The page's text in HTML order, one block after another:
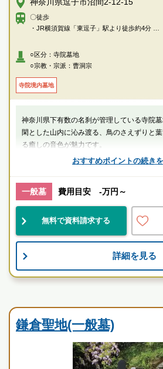
神奈川県逗子市沼間2-12-15
〇徒歩
・JR横須賀線「東逗子」駅より徒歩約4分
〇車
・横浜横須賀道路「逗子インター」より約5
○区分：寺院墓地
○宗教・宗派：曹洞宗
寺院境内墓地
おすすめポイントの続き
神奈川県下有数の名刹が管理している寺院
閑とした山内に沁み渡る、鳥のさえずりと
る癒しの音色が魅力です。
厚生労働省認定 葬祭ディレク
1級葬祭ディレクター 田中（
神奈川県 逗子市 東逗子駅
駅近 民営 伝統的
お墓のことなら何でもご相談くださ
現地を見学して実際の雰囲気をお
す
一般墓 費用目安 -万円～
無料で資料請求する
詳細を見る
鎌倉聖地(一般墓)